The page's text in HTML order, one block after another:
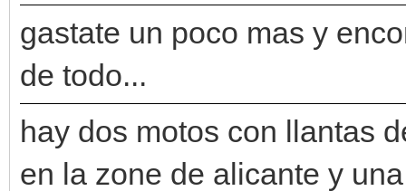
gastate un poco mas y
de todo...
hay dos motos con llantas
en la zone de alicante y